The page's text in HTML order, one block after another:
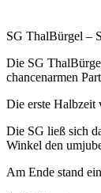
SG ThalBürgel –
Die SG
chancenarmen
Die erste Halbzeit
Die SG ließ sich
Winkel den
Am Ende stand